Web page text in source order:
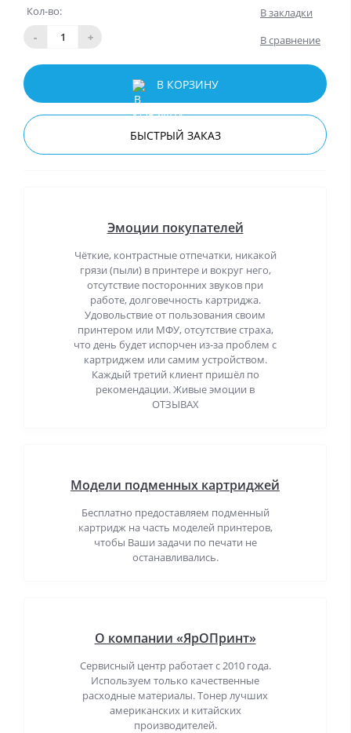
Кол-во:
-
+
В закладки
В сравнение
В КОРЗИНУ
БЫСТРЫЙ ЗАКАЗ
Эмоции покупателей
Чёткие, контрастные отпечатки, никакой
грязи (пыли) в принтере и вокруг него,
отсутствие посторонних звуков при
работе, долговечность картриджа.
Удовольствие от пользования своим
принтером или МФУ, отсутствие страха,
что день будет испорчен из-за проблем с
картриджем или самим устройством.
Каждый третий клиент пришёл по
рекомендации. Живые эмоции в
ОТЗЫВАХ
Модели подменных картриджей
Бесплатно предоставляем подменный
картридж на часть моделей принтеров,
чтобы Ваши задачи по печати не
останавливались.
О компании «ЯрОПринт»
Сервисный центр работает с 2010 года.
Используем только качественные
расходные материалы. Тонер лучших
американских и китайских
производителей.